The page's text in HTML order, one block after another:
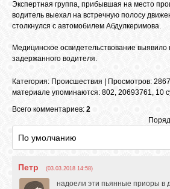
ГОСТЕВАЯ
ФОТО
Экспертная группа, прибывшая на место
водитель выехал на встречную полосу
столкнулся с автомобилем Абдулкеримова.
Медицинское освидетельствование выявило
задержанного водителя.
Категория: Происшествия Просмотров: 2867
материале упоминаются: 802, 20693761, 10
Всего комментариев: 2
Петр (03.03.2018 14:58)
надоели эти пьянные приоры в